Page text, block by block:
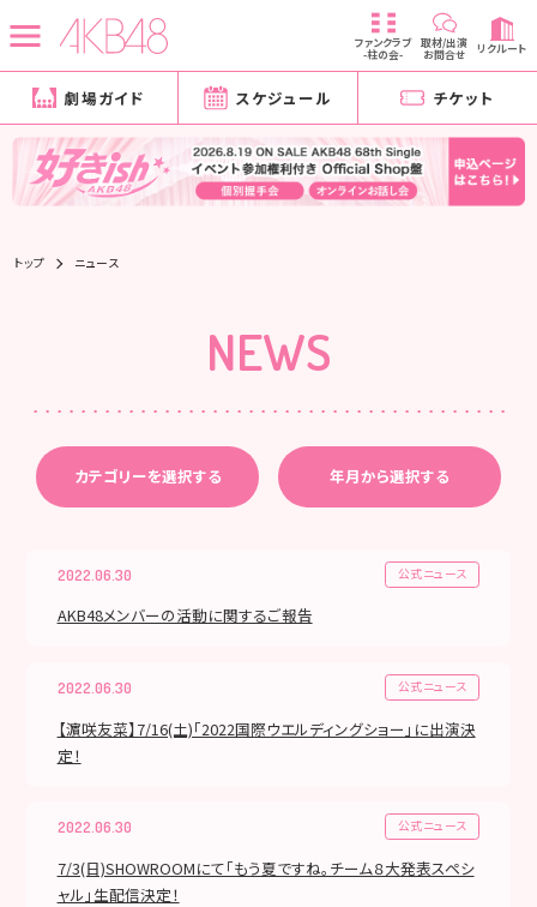
ファンクラブ
-柱の会-
取材/出演
お問合せ リクルート
劇場ガイド スケジュール チケット
トップ ニュース
NEWS
カテゴリーを選択する 年月から選択する
2022.06.30 公式ニュース
AKB48メンバーの活動に関するご報告
2022.06.30 公式ニュース
【濵咲友菜】7/16(土)「2022国際ウエルディングショー」に出演決
定！
2022.06.30 公式ニュース
7/3(日)SHOWROOMにて「もう夏ですね。チーム８大発表スペシ
ャル」生配信決定！